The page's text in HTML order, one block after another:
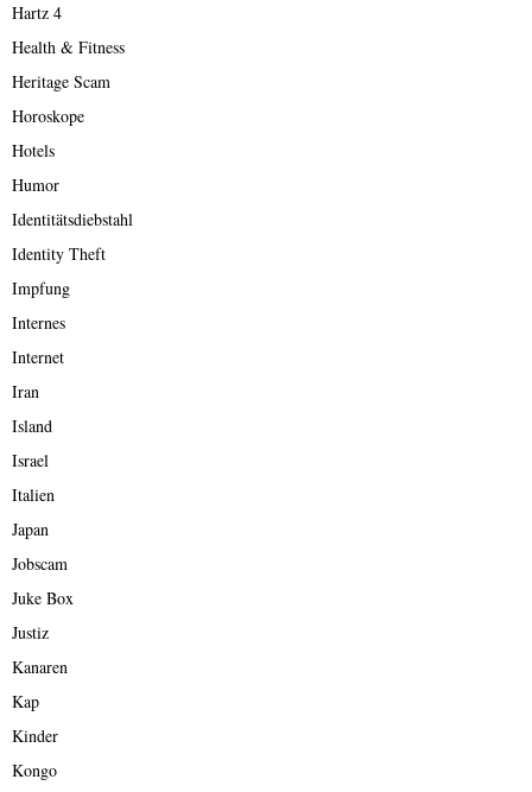
Hartz 4
Health & Fitness
Heritage Scam
Horoskope
Hotels
Humor
Identitätsdiebstahl
Identity Theft
Impfung
Internes
Internet
Iran
Island
Israel
Italien
Japan
Jobscam
Juke Box
Justiz
Kanaren
Kap
Kinder
Kongo